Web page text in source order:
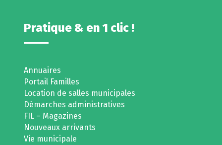
Pratique & en 1 clic !
Annuaires
Portail Familles
Location de salles municipales
Démarches administratives
FIL – Magazines
Nouveaux arrivants
Vie municipale